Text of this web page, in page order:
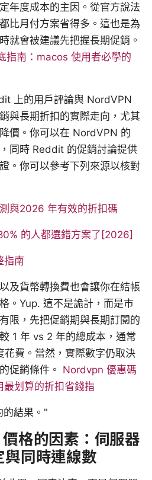
年度成本的主因。從官方說法
比月付方案省得多。這也是為
就會被建議先把握長期促銷。
指南：macos 使用者必學的
上的用戶評論與 NordVPN
與長期折扣的實際走向，尤其
價。你可以在 NordVPN 的
同時 Reddit 的促銷討論提供
。你可以參考下列來源以核對
與2026 年有效的折扣碼
的人都選錯方案了[2026]
指南
及貨幣轉換費也會讓你在結帳
。Yup. 這不是詭計，而是市
限，先把促銷期與長期訂閱的
1 年 vs 2 年的總成本，通常
費。當然，實際數字仍取決
促銷條件。 Nordvpn 優惠碼
划算的折扣省錢指
的結果。"
格的因素：伺服器
與同時連線數